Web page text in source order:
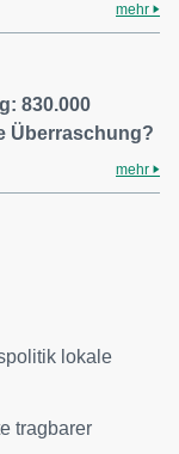
mehr
830.000
Überraschung?
mehr
lokale
tragbarer